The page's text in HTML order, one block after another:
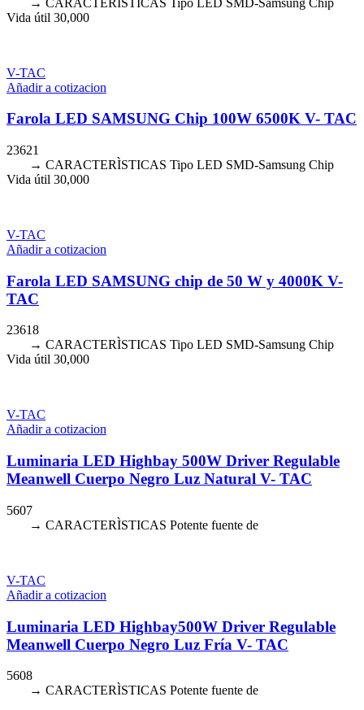
Vida útil 30,000
V-TAC
Añadir a cotizacion
Farola LED SAMSUNG Chip 100W 6500K V- TAC
23621
→ CARACTERÌSTICAS Tipo LED SMD-Samsung Chip
Vida útil 30,000
V-TAC
Añadir a cotizacion
Farola LED SAMSUNG chip de 50 W y 4000K V-
TAC
23618
→ CARACTERÌSTICAS Tipo LED SMD-Samsung Chip
Vida útil 30,000
V-TAC
Añadir a cotizacion
Luminaria LED Highbay 500W Driver Regulable
Meanwell Cuerpo Negro Luz Natural V- TAC
5607
→ CARACTERÌSTICAS Potente fuente de
V-TAC
Añadir a cotizacion
Luminaria LED Highbay500W Driver Regulable
Meanwell Cuerpo Negro Luz Fría V- TAC
5608
→ CARACTERÌSTICAS Potente fuente de